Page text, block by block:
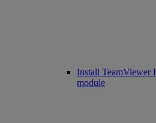
Install TeamViewer
module